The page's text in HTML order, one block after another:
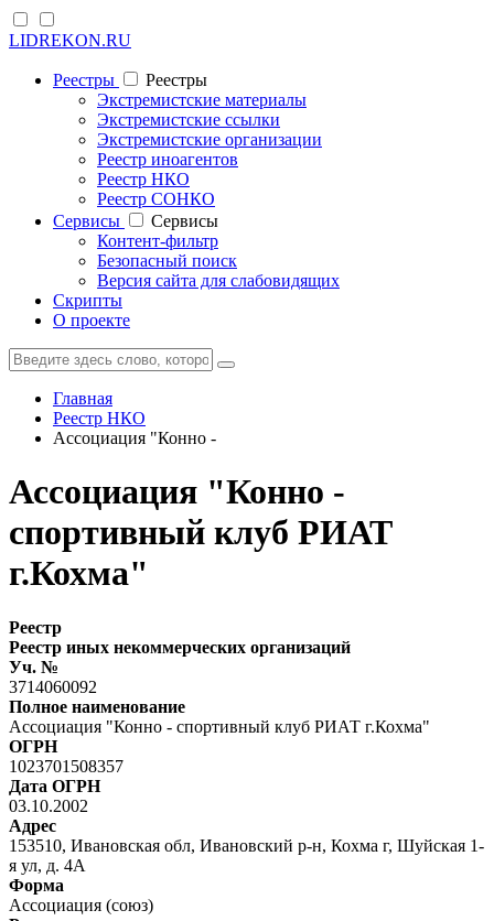
LIDREKON.RU
Реестры
Реестры
Экстремистские материалы
Экстремистские ссылки
Экстремистские организации
Реестр иноагентов
Реестр НКО
Реестр СОНКО
Cервисы
Cервисы
Контент-фильтр
Безопасный поиск
Версия сайта для слабовидящих
Скрипты
О проекте
Главная
Реестр НКО
Ассоциация "Конно -
Ассоциация "Конно -
спортивный клуб РИАТ
г.Кохма"
Реестр
Реестр иных некоммерческих организаций
Уч. №
3714060092
Полное наименование
Ассоциация "Конно - спортивный клуб РИАТ г.Кохма"
ОГРН
1023701508357
Дата ОГРН
03.10.2002
Адрес
153510, Ивановская обл, Ивановский р-н, Кохма г, Шуйская 1-
я ул, д. 4А
Форма
Ассоциация (союз)